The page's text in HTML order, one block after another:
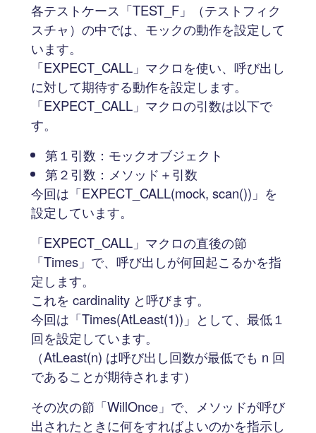
各テストケース「TEST_F」（テストフィク
スチャ）の中では、モックの動作を設定して
います。
「EXPECT_CALL」マクロを使い、呼び出し
に対して期待する動作を設定します。
「EXPECT_CALL」マクロの引数は以下で
す。
第１引数：モックオブジェクト
第２引数：メソッド＋引数
今回は「EXPECT_CALL(mock, scan())」を
設定しています。
「EXPECT_CALL」マクロの直後の節
「Times」で、呼び出しが何回起こるかを指
定します。
これを cardinality と呼びます。
今回は「Times(AtLeast(1))」として、最低１
回を設定しています。
（AtLeast(n) は呼び出し回数が最低でも n 回
であることが期待されます）
その次の節「WillOnce」で、メソッドが呼び
出されたときに何をすればよいのかを指示し